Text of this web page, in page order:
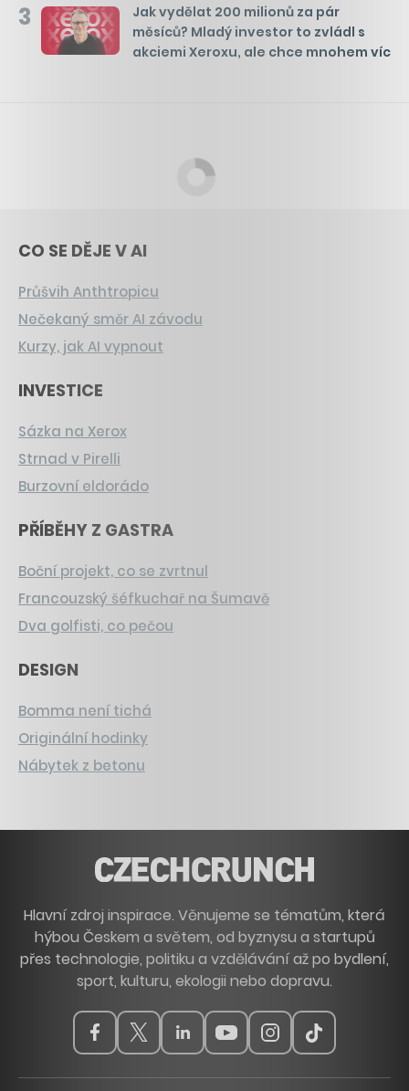
3
Jak vydělat 200 milionů za pár
měsíců? Mladý investor to zvládl s
akciemi Xeroxu, ale chce mnohem víc
CO SE DĚJE V AI
Průšvih Anthtropicu
Nečekaný směr AI závodu
Kurzy, jak AI vypnout
INVESTICE
Sázka na Xerox
Strnad v Pirelli
Burzovní eldorádo
PŘÍBĚHY Z GASTRA
Boční projekt, co se zvrtnul
Francouzský šéfkuchař na Šumavě
Dva golfisti, co pečou
DESIGN
Bomma není tichá
Originální hodinky
Nábytek z betonu
Hlavní zdroj inspirace. Věnujeme se tématům, která
hýbou Českem a světem, od byznysu a startupů
přes technologie, politiku a vzdělávání až po bydlení,
sport, kulturu, ekologii nebo dopravu.